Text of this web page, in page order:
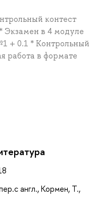
контест
в 4 модуле
+ 0.1 * Контрольный
работа в формате
англ., Кормен, Т.,